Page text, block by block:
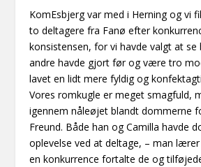
KomEsbjerg var med i Herning og vi
to deltagere fra Fanø efter
konsistensen, for vi havde valgt at se
andre havde gjort før og være tro
lavet en lidt mere fyldig og
Vores romkugle er meget smagfuld,
igennem nåleøjet blandt dommerne
Freund. Både han og Camilla havde
oplevelse ved at deltage, – man
en konkurrence fortalte de og